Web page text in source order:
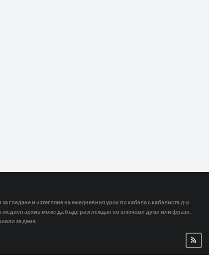
гледане и изтегляне на ежедневния урок по кабала с кабалиста д-р
медиен архив може да бъде разглеждан по ключови думи или фрази,
за деня.